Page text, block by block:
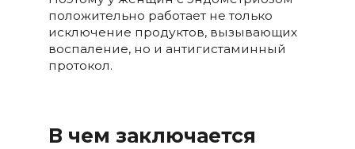
положительно работает не только
исключение продуктов, вызывающих
воспаление, но и антигистаминный
протокол.
В чем заключается